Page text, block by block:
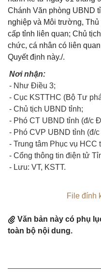
Chánh Văn phòng UBND
nghiệp và Môi trường,
cấp tỉnh liên quan; Chủ
chức, cá nhân có liên
Quyết định này./.
Nơi nhận:
- Như Điều 3;
- Cục KSTTHC (Bộ Tư
- Chủ tịch UBND tỉnh;
- Phó CT UBND tỉnh (đ/c
- Phó CVP UBND tỉnh (đ/c
- Trung tâm Phục vụ HCC
- Cổng thông tin điện tử
- Lưu: VT, KSTT.
File đính
Văn bản này có phụ
toàn bộ nội dung.